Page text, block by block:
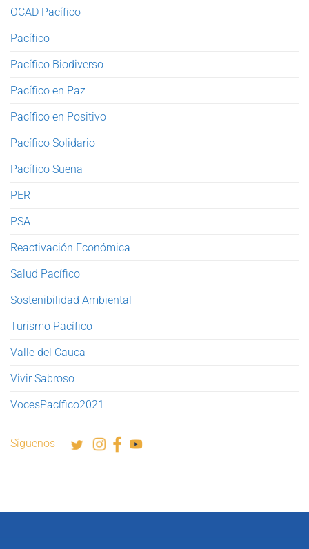
OCAD Pacífico
Pacífico
Pacífico Biodiverso
Pacífico en Paz
Pacífico en Positivo
Pacífico Solidario
Pacífico Suena
PER
PSA
Reactivación Económica
Salud Pacífico
Sostenibilidad Ambiental
Turismo Pacífico
Valle del Cauca
Vivir Sabroso
VocesPacífico2021
Síguenos